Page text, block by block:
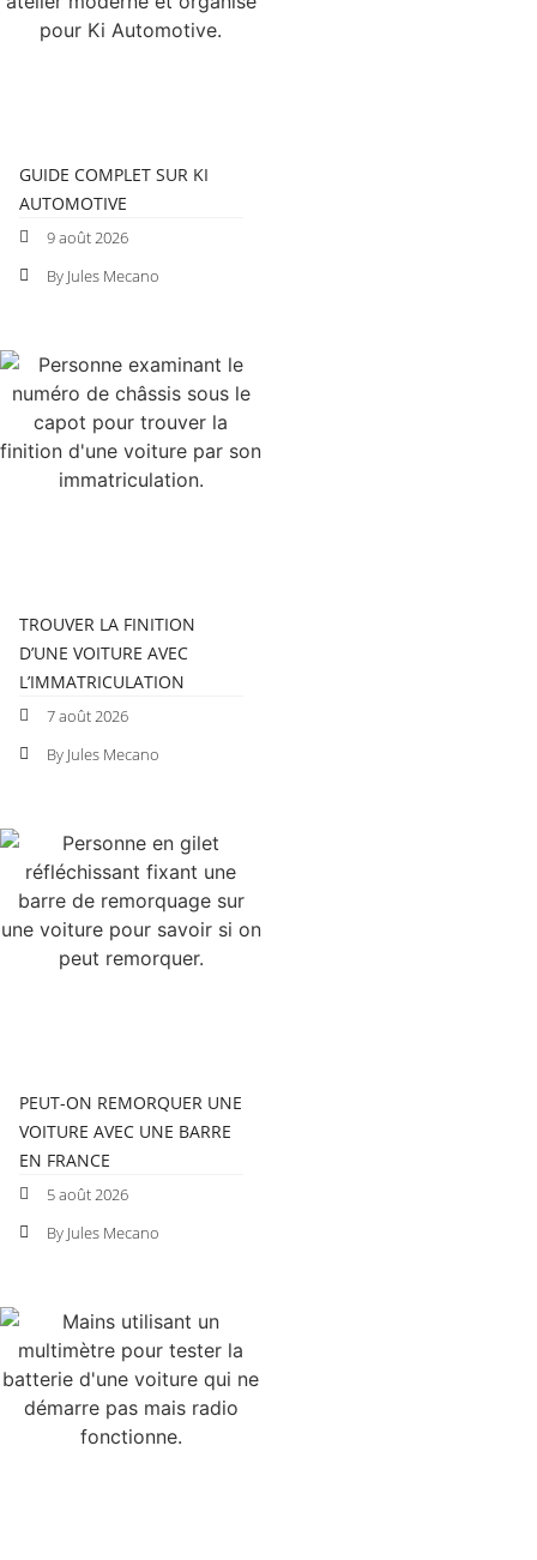
GUIDE COMPLET SUR KI
AUTOMOTIVE
9 août 2026
By Jules Mecano
TROUVER LA FINITION
D’UNE VOITURE AVEC
L’IMMATRICULATION
7 août 2026
By Jules Mecano
PEUT-ON REMORQUER UNE
VOITURE AVEC UNE BARRE
EN FRANCE
5 août 2026
By Jules Mecano